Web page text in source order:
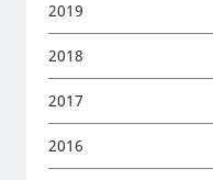
2019
2018
2017
2016